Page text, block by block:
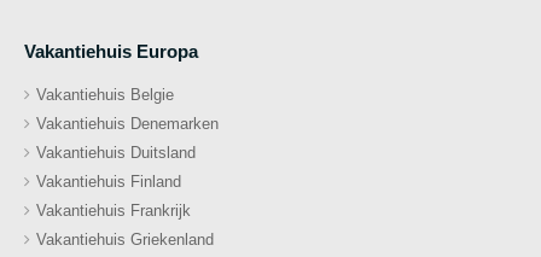
Vakantiehuis Europa
Vakantiehuis Belgie
Vakantiehuis Denemarken
Vakantiehuis Duitsland
Vakantiehuis Finland
Vakantiehuis Frankrijk
Vakantiehuis Griekenland